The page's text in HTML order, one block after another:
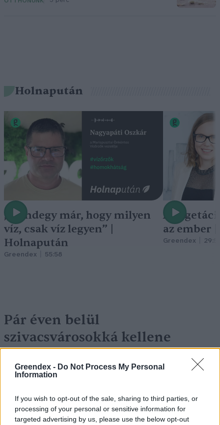
Greendex - Do Not Process My Personal
Information
If you wish to opt-out of the sale, sharing to third parties, or
processing of your personal or sensitive information for
targeted advertising by us, please use the below opt-out
Holnapután
„Mindegy már, hogy milyen
víz, csak víz legyen” |
Holnapután
Greendex 55:58
A
az ember
Greendex
Pár éven belül
szivacsvárosokká kellene
alakítanunk a településeinket –
Podcast